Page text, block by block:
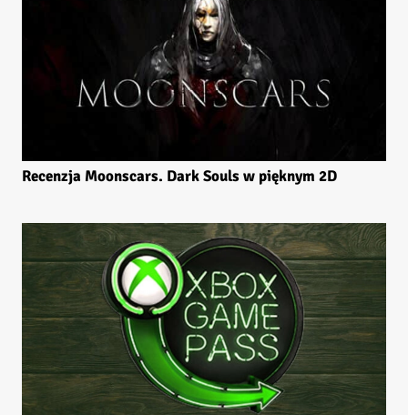
Recenzja Moonscars. Dark Souls w pięknym 2D